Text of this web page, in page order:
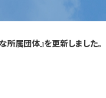
所属団体』を更新しました。